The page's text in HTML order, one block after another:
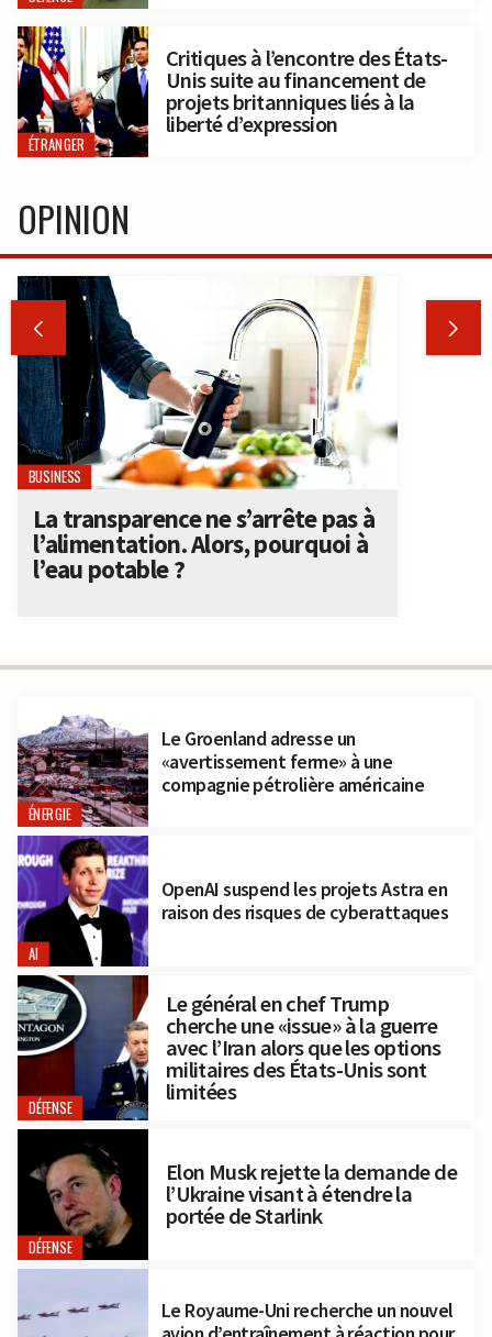
ÉTRANGER
Critiques à l’encontre des États-
Unis suite au financement de
projets britanniques liés à la
liberté d’expression
ÉNERGIE
Le Groenland adresse un
«avertissement ferme» à une
compagnie pétrolière américaine
AI
OpenAI suspend les projets Astra en
raison des risques de cyberattaques
DÉFENSE
Le général en chef Trump
cherche une «issue» à la guerre
avec l’Iran alors que les options
militaires des États-Unis sont
limitées
DÉFENSE
Elon Musk rejette la demande de
l’Ukraine visant à étendre la
portée de Starlink
Le Royaume-Uni recherche un nouvel
OPINION
 
BUSINESS
La transparence ne s’arrête pas à
l’alimentation. Alors, pourquoi à
l’eau potable ?